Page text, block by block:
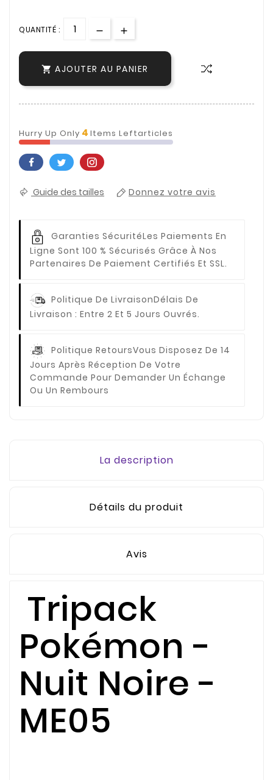
QUANTITÉ :
 AJOUTER AU PANIER
Hurry Up Only 4 Items Leftarticles
Guide des tailles Donnez votre avis
Garanties SécuritéLes Paiements En
Ligne Sont 100 % Sécurisés Grâce À Nos
Partenaires De Paiement Certifiés Et SSL.
Politique De LivraisonDélais De
Livraison : Entre 2 Et 5 Jours Ouvrés.
Politique RetoursVous Disposez De 14
Jours Après Réception De Votre
Commande Pour Demander Un Échange
Ou Un Rembours
La description
Détails du produit
Avis
Tripack
Pokémon -
Nuit Noire -
ME05